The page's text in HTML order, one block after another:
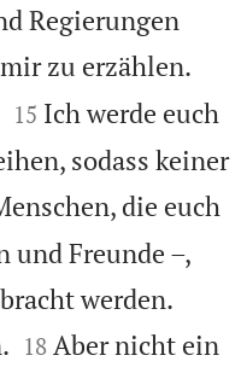
Regierungen
zu erzählen.

15 Ich werde euch
sodass keiner
die euch
und Freunde –,
werden.

18 Aber nicht ein